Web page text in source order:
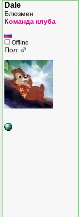
Dale
Блюзмен
Команда клуба
Offline
Пол: